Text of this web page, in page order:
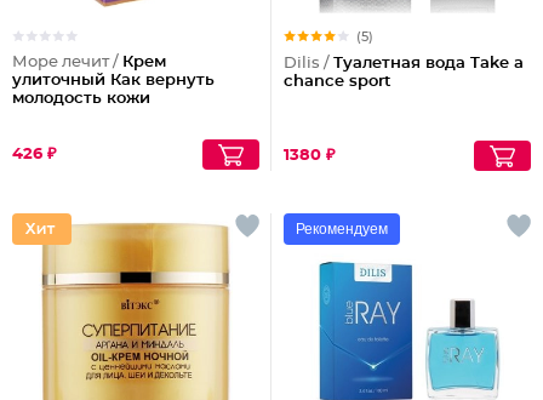
Море лечит / Крем
улиточный Как вернуть
молодость кожи
426 ₽
(5)
Dilis / Туалетная вода Take a
chance sport
1380 ₽
Рекомендуем